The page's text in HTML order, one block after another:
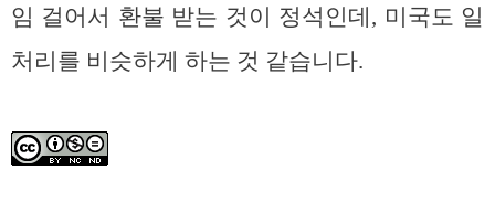
임 걸어서 환불 받는 것이 정석인데, 미국도 일
처리를 비슷하게 하는 것 같습니다.